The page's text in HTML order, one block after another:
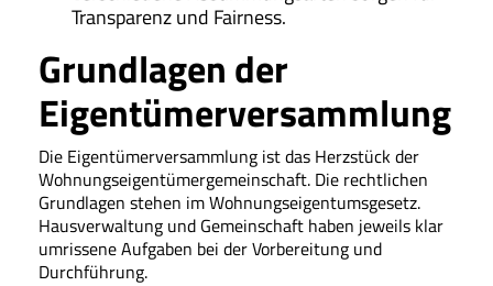
Transparenz und Fairness.
Grundlagen der
Eigentümerversammlung
Die Eigentümerversammlung ist das Herzstück der
Wohnungseigentümergemeinschaft. Die rechtlichen
Grundlagen stehen im Wohnungseigentumsgesetz.
Hausverwaltung und Gemeinschaft haben jeweils klar
umrissene Aufgaben bei der Vorbereitung und
Durchführung.